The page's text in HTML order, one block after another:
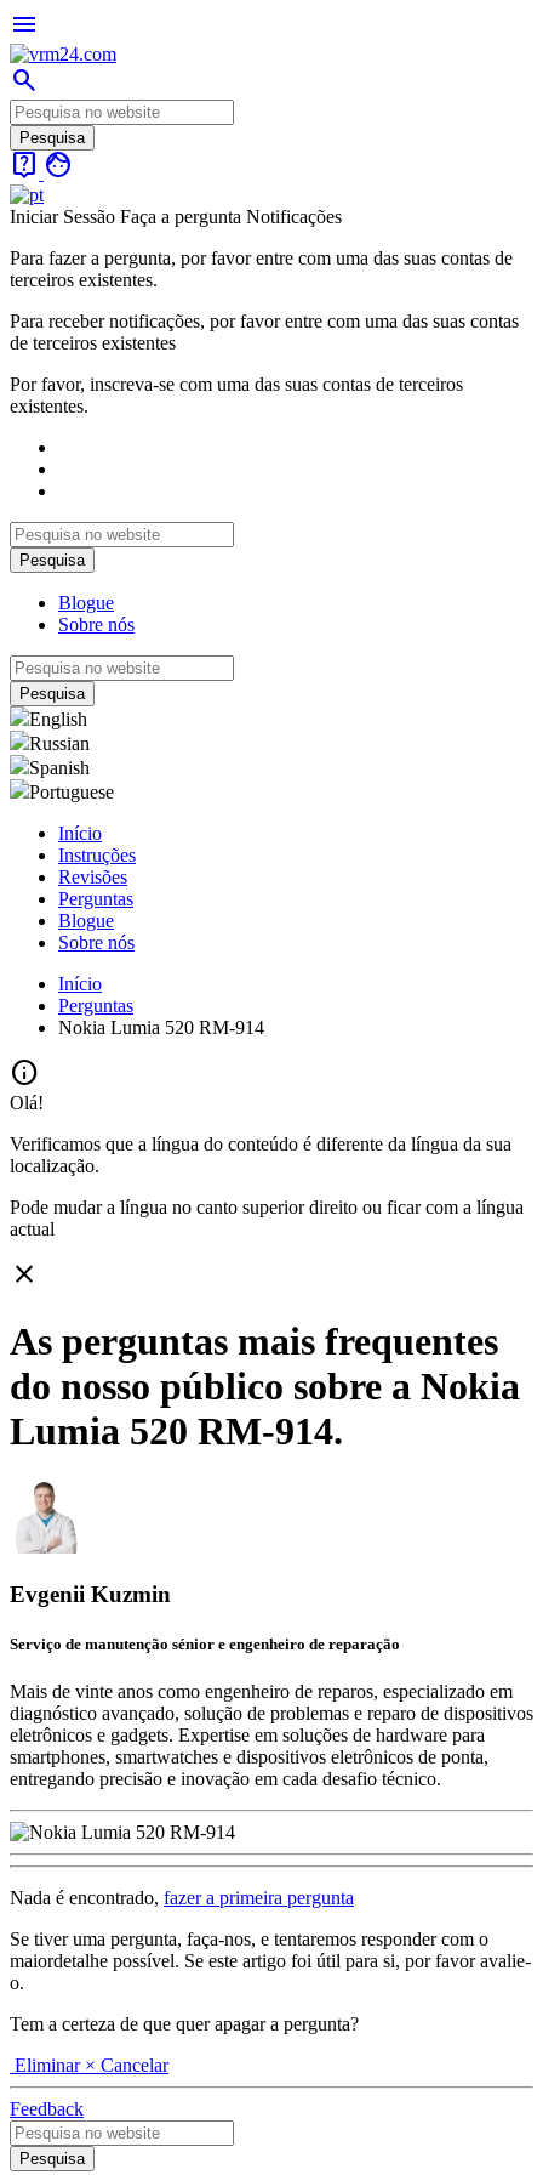
menu
search
live_help face
Iniciar Sessão Faça a pergunta Notificações
Para fazer a pergunta, por favor entre com uma das suas contas de
terceiros existentes.
Para receber notificações, por favor entre com uma das suas contas
de terceiros existentes
Por favor, inscreva-se com uma das suas contas de terceiros
existentes.
Blogue
Sobre nós
English
Russian
Spanish
Portuguese
Início
Instruções
Revisões
Perguntas
Blogue
Sobre nós
Início
Perguntas
Nokia Lumia 520 RM-914
info
Olá!
Verificamos que a língua do conteúdo é diferente da língua da sua
localização.
Pode mudar a língua no canto superior direito ou ficar com a língua
actual
close
As perguntas mais frequentes
do nosso público sobre a Nokia
Lumia 520 RM-914.
Evgenii Kuzmin
Serviço de manutenção sénior e engenheiro de reparação
Mais de vinte anos como engenheiro de reparos, especializado em
diagnóstico avançado, solução de problemas e reparo de dispositivos
eletrônicos e gadgets. Expertise em soluções de hardware para
smartphones, smartwatches e dispositivos eletrônicos de ponta,
entregando precisão e inovação em cada desafio técnico.
Nada é encontrado, fazer a primeira pergunta
Se tiver uma pergunta, faça-nos, e tentaremos responder com o
maiordetalhe possível. Se este artigo foi útil para si, por favor avalie-
o.
Tem a certeza de que quer apagar a pergunta?
Eliminar × Cancelar
Feedback